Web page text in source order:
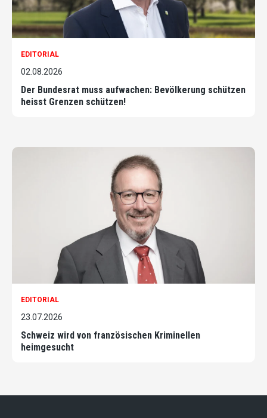
EDITORIAL
02.08.2026
Der Bundesrat muss aufwachen: Bevölkerung schützen
heisst Grenzen schützen!
EDITORIAL
23.07.2026
Schweiz wird von französischen Kriminellen
heimgesucht